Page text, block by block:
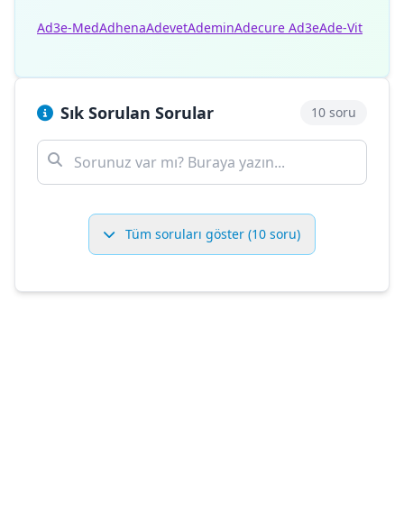
Ad3e-MedAdhenaAdevetAdeminAdecure Ad3eAde-Vit
Sık Sorulan Sorular 10 soru
Tüm soruları göster (10 soru)